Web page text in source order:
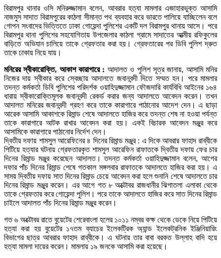
বিরামপুর থানার ওসি মনিরুজ্জামান বলেন, আবরার হত্যা মামলার এজাহারভুক্ত আসামি
নাজমুস সাদাত বিরামপুরের কাঠলা সীমান্ত পথ ব্যবহার করে ভারতে পালিয়ে যাচ্ছিলেন বলে
গোপন সংবাদের ভিত্তিতে ঢাকা গোয়েন্দা পুলিশের একটি দল বিরামপুর থানায় আসে। পরে
বিরামপুর থানা পুলিশের সহযোগিতায় উপজেলার কাঠলা গ্রামে সাদাতের আত্মীয় রফিকুলের
বাড়িতে অভিযান চালিয়ে তাকে গ্রেফতার করা হয়। গ্রেফতারের পর ডিবি পুলিশ দ্রুত
তাকে ঢাকায় নিয়ে যায়।
মনিরের স্বীকারোক্তি, আকাশ কারাগারে : আদালত ও পুলিশ সূত্র জানায়, আসামি মনির
নিজের দায় স্বীকার করে স্বেচ্ছায় আদালতে জবানবন্দী দিতে সম্মত হন। পরে মামলার
তদন্ত কর্মকর্তা ডিবি পুলিশের পরিদর্শক ওয়াহিদুজ্জামান ফৌজদারি কার্যবিধি আইনের ১৬৪
ধারায় স্বীকারোক্তিমূলক জবানবন্দী রেকর্ড করার জন্য আদালতে আবেদন করেন। তখন
আদালত মনিরের জবানবন্দী গ্রহণ করে তাকে কারাগারে পাঠানোর আদেশ দেন। এ ছাড়া
আরেক আসামি আকাশকে রিমান্ড শেষে আদালতে হাজির করে তদন্ত শেষ না হওয়া পর্যন্ত
তাকে কারাগারে আটক রাখার আবেদন করা হয়। একই বিচারক আবেদন মঞ্জুর করে
আসামিকে কারাগারে পাঠানোর নির্দেশ দেন।
দ্বিতীয় দফায় শামসুল আরেফিনের ৪ দিনের রিমান্ড মঞ্জুর : এ দিকে আবরার ফাহাদ রাব্বীকে
পিটিয়ে হত্যার ঘটনায় গ্রেফতারকৃত শামসুল আরেফিন রাফাতকে দ্বিতীয় দফায় ফের চার
দিনের রিমান্ড মঞ্জুর করেছেন আদালত। তদন্ত কর্মকর্তা ওয়াহিদুজ্জামান বলেন, আগের
দফার পাঁচ দিনের রিমান্ড শেষে গতকাল মঙ্গলবার রাফাতকে আদালতে হাজির করা হয়। এ
সাময় দ্বিতীয় দফায় সাত দিনের রিমান্ড চেয়ে আবেদন করা হলে শুনানি শেষে আদালতে চার
দিনের রিমান্ড মঞ্জুর করেন। এর আগে গত ৮ অক্টোবর রাজধানীর ঝিগাতলা এলাকা থেকে
তাকে গ্রেফতার করে গোয়েন্দা পুলিশ। পরে তাকে আদালতে হাজির করে সাত দিনের রিমান্ড
চাইলে আদালত পাঁচ দিনের রিমান্ড মঞ্জুর করেন।
গত ৬ অক্টোবর রাতে বুয়েটের শেরেবাংলা হলের ১০১১ নম্বর কক্ষ থেকে ডেকে নিয়ে পিটিয়ে
হত্যা করা হয় বুয়েটের ১৭তম ব্যাচের ইলেকট্রিক অ্যান্ড ইলেকট্রনিক ইঞ্জিনিয়ারিং
বিভাগের ছাত্র আবরার ফাহাদ রাব্বীকে। এ ঘটনায় তার বাবা বরকত উল্লাহ বাদি হয়ে
হত্যা মামলা দায়ের করেন। মামলায় ১৯ জনকে আসামি করা হয়েছে।